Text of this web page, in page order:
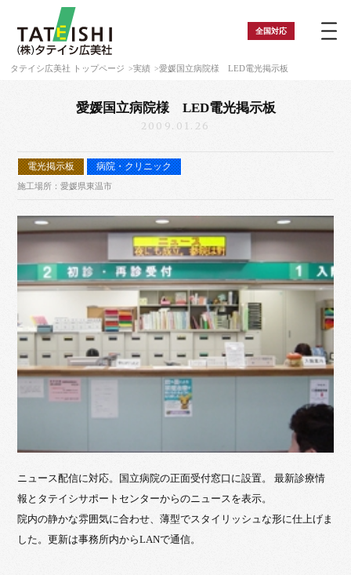
全国対応
タテイシ広美社 トップページ 実績 愛媛国立病院様 LED電光掲示板
愛媛国立病院様 LED電光掲示板
2009.01.26
電光掲示板 病院・クリニック
施工場所：愛媛県東温市
ニュース配信に対応。国立病院の正面受付窓口に設置。 最新診療情
報とタテイシサポートセンターからのニュースを表示。
院内の静かな雰囲気に合わせ、薄型でスタイリッシュな形に仕上げま
した。更新は事務所内からLANで通信。